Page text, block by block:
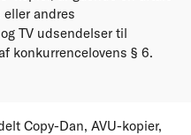
andres
TV udsendelser til
konkurrencelovens § 6.
Copy-Dan, AVU-kopier,